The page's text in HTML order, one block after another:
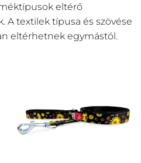
eltérő
A textilek típusa és szövése
eltérhetnek egymástól.